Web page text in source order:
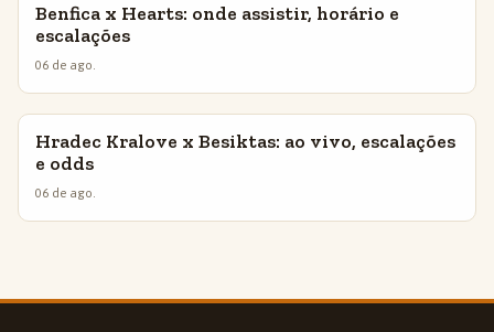
INSIGHTS
Benfica x Hearts: onde assistir, horário e
escalações
06 de ago.
INSIGHTS
Hradec Kralove x Besiktas: ao vivo, escalações
e odds
06 de ago.